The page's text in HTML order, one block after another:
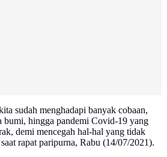
sudah menghadapi banyak cobaan,
bumi, hingga pandemi Covid-19 yang
demi mencegah hal-hal yang tidak
rapat paripurna, Rabu (14/07/2021).